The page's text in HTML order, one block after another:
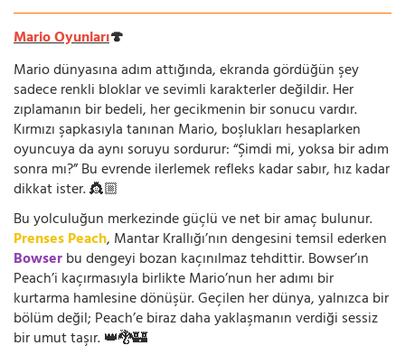
Mario Oyunları🍄
Mario dünyasına adım attığında, ekranda gördüğün şey
sadece renkli bloklar ve sevimli karakterler değildir. Her
zıplamanın bir bedeli, her gecikmenin bir sonucu vardır.
Kırmızı şapkasıyla tanınan Mario, boşlukları hesaplarken
oyuncuya da aynı soruyu sordurur: “Şimdi mi, yoksa bir adım
sonra mı?” Bu evrende ilerlemek refleks kadar sabır, hız kadar
dikkat ister. 👸🏼
Bu yolculuğun merkezinde güçlü ve net bir amaç bulunur.
Prenses Peach, Mantar Krallığı’nın dengesini temsil ederken
Bowserbu dengeyi bozan kaçınılmaz tehdittir. Bowser’ın
Peach’i kaçırmasıyla birlikte Mario’nun her adımı bir
kurtarma hamlesine dönüşür. Geçilen her dünya, yalnızca bir
bölüm değil; Peach’e biraz daha yaklaşmanın verdiği sessiz
bir umut taşır. 👑🐉🏰